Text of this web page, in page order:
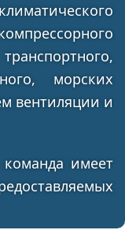
морских
вентиляции и
имеет